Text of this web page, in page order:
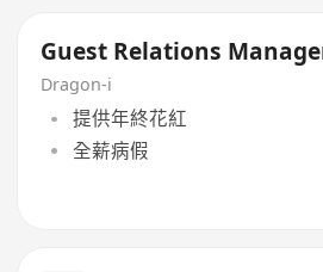
Guest Relations
Dragon-i
提供年終花紅
全薪病假